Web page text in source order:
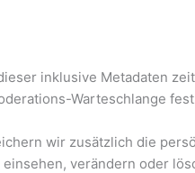
inklusive Metadaten
Warteschlange
wir zusätzlich die
verändern oder